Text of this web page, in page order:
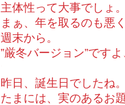
主体性って大事でしょ
まぁ、年を取るのも悪
週末から。
”厳冬バージョン”です
昨日、誕生日でしたね
たまには、実のあるお